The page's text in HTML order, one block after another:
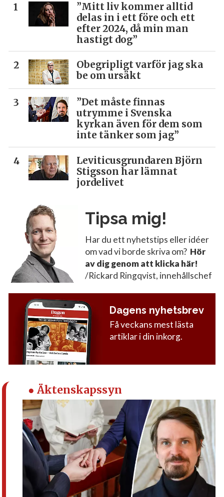
”Mitt liv kommer alltid
delas in i ett före och ett
efter 2024, då min man
hastigt dog”
Obegripligt varför jag ska
be om ursäkt
”Det måste finnas
utrymme i Svenska
kyrkan även för dem som
inte tänker som jag”
Leviticusgrundaren Björn
Stigsson har lämnat
jordelivet
Tipsa mig!
Har du ett nyhetstips eller idéer
om vad vi borde skriva om? Hör
av dig genom att klicka här!
/Rickard Ringqvist, innehållschef
Dagens nyhetsbrev
Få veckans mest lästa
artiklar i din inkorg.
● Äktenskapssyn